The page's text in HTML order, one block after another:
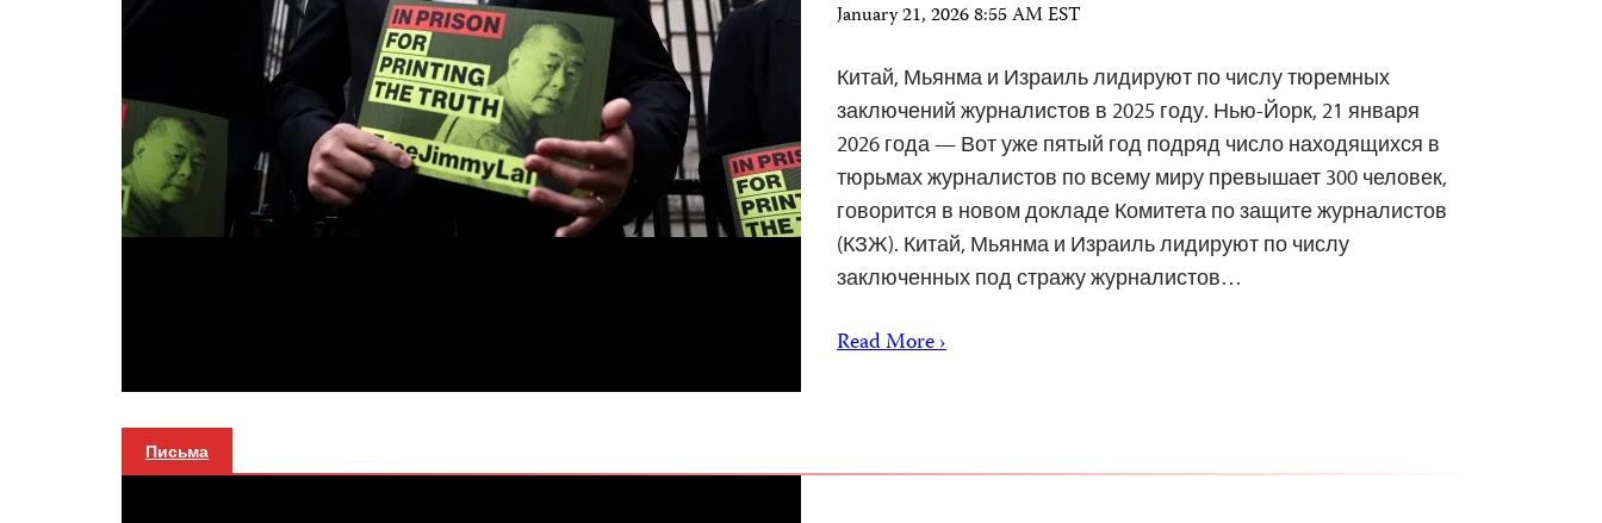
January 21, 2026 8:55 AM EST
Китай, Мьянма и Израиль лидируют по числу тюремных
заключений журналистов в 2025 году. Нью-Йорк, 21 января
2026 года — Вот уже пятый год подряд число находящихся в
тюрьмах журналистов по всему миру превышает 300 человек,
говорится в новом докладе Комитета по защите журналистов
(КЗЖ). Китай, Мьянма и Израиль лидируют по числу
заключенных под стражу журналистов…
Read More ›
Письма